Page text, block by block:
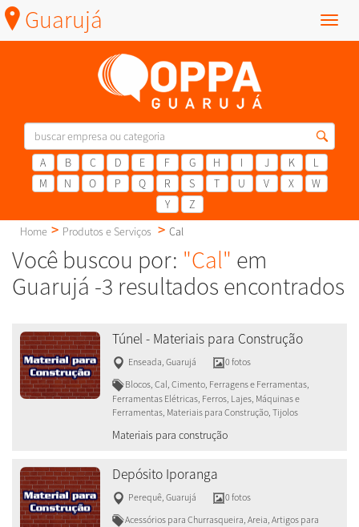
Menu
Guarujá
A B C D E F G H I J K
L
M
N O P Q R S T U V X
W
Y
Z
Home
Produtos e Serviços Cal
Você buscou por: "Cal" em
Guarujá -3 resultados encontrados
Túnel - Materiais para Construção
Enseada Guarujá
0 fotos
Blocos, Cal, Cimento, Ferragens e Ferramentas,
Ferramentas Elétricas, Ferros, Lajes, Máquinas e
Ferramentas, Materiais para Construção, Tijolos
Materiais para construção
Depósito Iporanga
Perequê, Guarujá
0 fotos
Acessórios para Churrasqueira, Areia, Artigos para